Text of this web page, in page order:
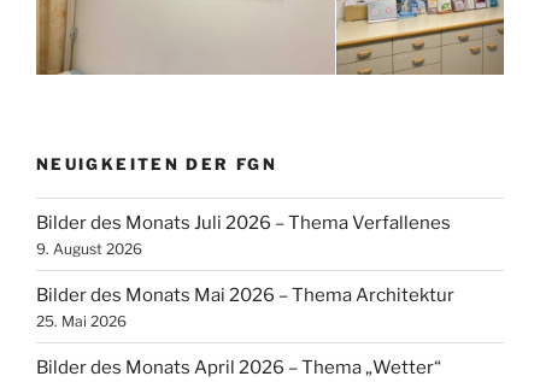
NEUIGKEITEN DER FGN
Bilder des Monats Juli 2026 – Thema Verfallenes
9. August 2026
Bilder des Monats Mai 2026 – Thema Architektur
25. Mai 2026
Bilder des Monats April 2026 – Thema „Wetter“